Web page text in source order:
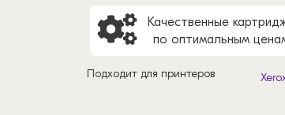
Качественные
по оптимальным
Подходит для принтеров